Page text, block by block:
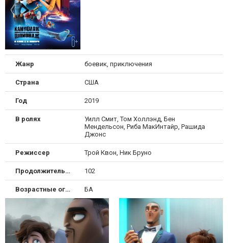
Жанр боевик, приключения
Страна США
Год 2019
В ролях
Уилл Смит, Том Холлэнд, Бен
Мендельсон, Риба МакИнтайр, Рашида
Джонс
Режиссер Трой Квон, Ник Бруно
Продолжительность 102
Возрастные ограничения БА